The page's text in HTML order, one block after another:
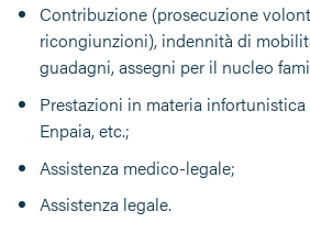
Contribuzione (prosecuzione
ricongiunzioni), indennità di
guadagni, assegni per il nucleo
Prestazioni in materia infortunistica
Enpaia, etc.;
Assistenza medico-legale;
Assistenza legale.